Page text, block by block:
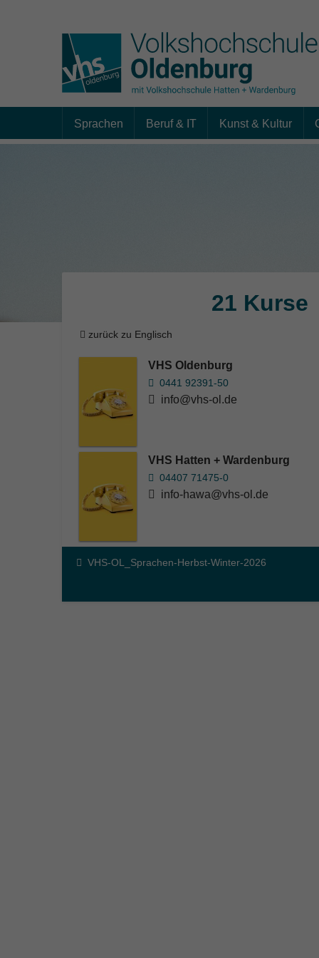
Sprachen Beruf & IT Kunst & Kultur
21 Kurse
zurück zu Englisch
VHS Oldenburg
0441 92391-50
info@vhs-ol.de
VHS Hatten + Wardenburg
04407 71475-0
info-hawa@vhs-ol.de
VHS-OL_Sprachen-Herbst-Winter-2026